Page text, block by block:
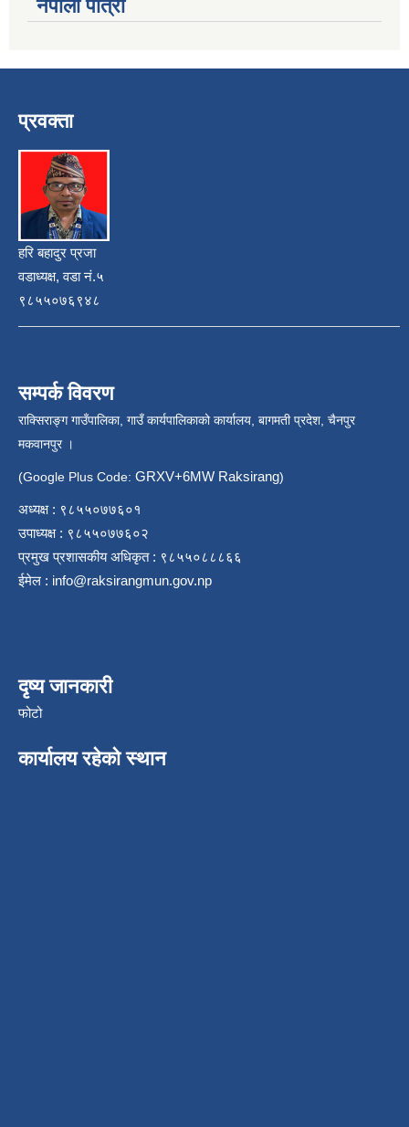
नेपाली पात्रो
प्रवक्ता
हरि बहादुर प्रजा
वडाध्यक्ष, वडा नं.५
९८५५०७६९४८
सम्पर्क विवरण
राक्सिराङ्ग गाउँपालिका, गाउँ कार्यपालिकाको कार्यालय, बागमती प्रदेश, चैनपुर
मकवानपुर ।
(Google Plus Code: GRXV+6MW Raksirang)
अध्यक्ष : ९८५५०७७६०१
उपाध्यक्ष : ९८५५०७७६०२
प्रमुख प्रशासकीय अधिकृत : ९८५५०८८८६६
ईमेल : info@raksirangmun.gov.np
दृष्य जानकारी
फोटो
कार्यालय रहेको स्थान